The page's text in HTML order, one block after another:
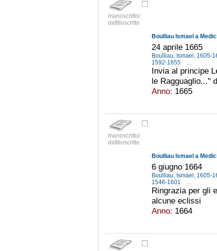
manoscritto/
dattiloscritto
Boulliau Ismael a
24 aprile 1665
Boulliau, Ismael, 1605-
1592-1655
Invia al principe
le Ragguaglio..."
Anno: 1665
manoscritto/
dattiloscritto
Boulliau Ismael a
6 giugno 1664
Boulliau, Ismael, 1605-
1546-1601
Ringrazia per gli
alcune eclissi
Anno: 1664